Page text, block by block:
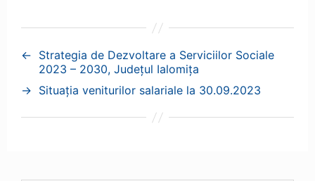
← Strategia de Dezvoltare a Serviciilor Sociale
2023 – 2030, Județul Ialomița
→ Situația veniturilor salariale la 30.09.2023